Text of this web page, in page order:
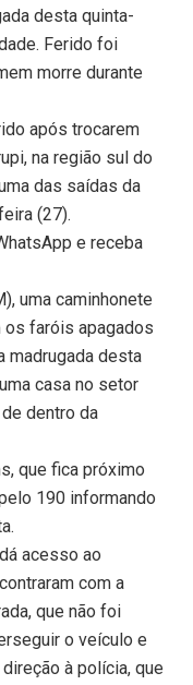
desta quinta-
Ferido foi
morre durante
após trocarem
na região sul do
das saídas da
(27).
e receba
uma caminhonete
os faróis apagados
madrugada desta
casa no setor
dentro da
que fica próximo
190 informando
acesso ao
com a
que não foi
o veículo e
à polícia, que